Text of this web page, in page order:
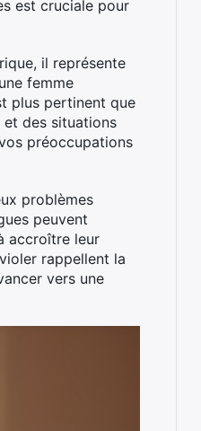
est cruciale pour
il représente
femme
plus pertinent que
et des situations
préoccupations
problèmes
peuvent
accroître leur
rappellent la
vers une